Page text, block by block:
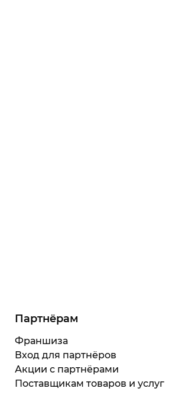
Партнёрам
Франшиза
Вход для партнёров
Акции с партнёрами
Поставщикам товаров и услуг